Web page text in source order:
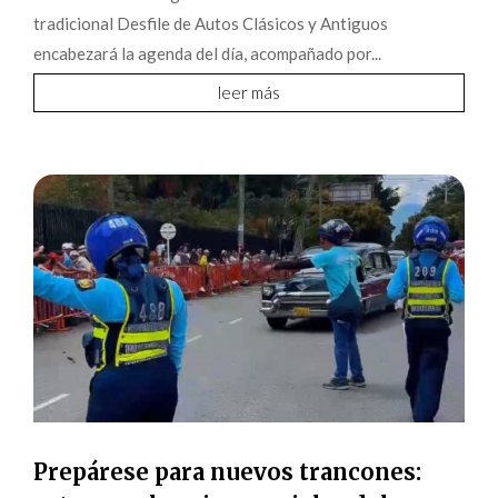
tradicional Desfile de Autos Clásicos y Antiguos
encabezará la agenda del día, acompañado por...
leer más
Prepárese para nuevos trancones: